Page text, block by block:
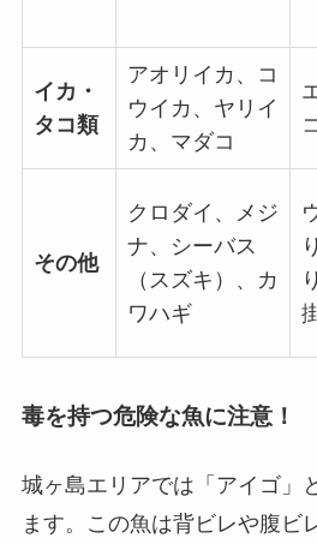
イカ・
タコ類
アオリイカ、コ
ウイカ、ヤリイ
カ、マダコ
その他
クロダイ、メジ
ナ、シーバス
（スズキ）、カ
ワハギ
毒を持つ危険な魚に注意！
城ヶ島エリアでは「アイゴ」
ます。この魚は背ビレや腹ビ